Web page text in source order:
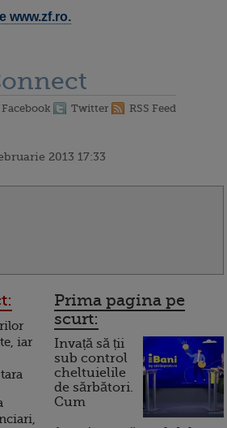
www.zf.ro.
Facebook Twitter RSS Feed
2013 17:33
iar
Prima pagina pe
scurt:
Invață să ții
sub control
cheltuielile
de sărbători.
Cum